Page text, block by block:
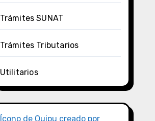
Trámites SUNAT
Trámites Tributarios
Utilitarios
Ícono de Quipu creado por